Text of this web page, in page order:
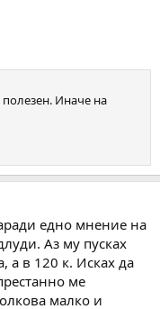
Иначе на
едно мнение на
Аз му пусках
а в 120 к. Исках да
ме
малко и